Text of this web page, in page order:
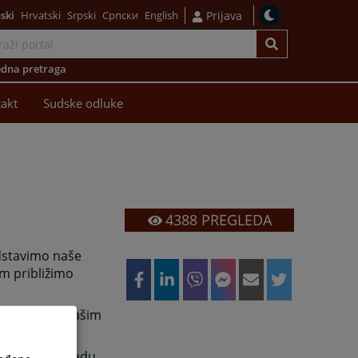
Hrvatski Srpski Српски English Prijava
pretraga
Sudske odluke
naše
približimo
se o našim
4388PREGLEDA